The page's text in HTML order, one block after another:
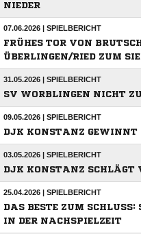
NIEDER
07.06.2026 | SPIELBERICHT
FRÜHES TOR VON
ÜBERLINGEN/RIED ZUM
31.05.2026 | SPIELBERICHT
SV WORBLINGEN NICHT
09.05.2026 | SPIELBERICHT
DJK KONSTANZ
03.05.2026 | SPIELBERICHT
DJK KONSTANZ SCHLÄGT
25.04.2026 | SPIELBERICHT
DAS BESTE ZUM
IN DER NACHSPIELZEIT